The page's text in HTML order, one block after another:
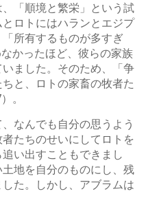
「順境と繁栄」という試
ロトにはハランとエジプ
所有するものが多すぎ
かったほど、彼らの家族
ました。そのため、「争
と、ロトの家畜の牧者た
。
なんでも自分の思うよう
たちのせいにしてロトを
い出すこともできまし
地を自分のものにし、残
た。しかし、アブラムは